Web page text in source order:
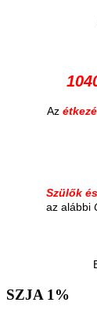
Az
Szülők
az alábbi
SZJA 1%